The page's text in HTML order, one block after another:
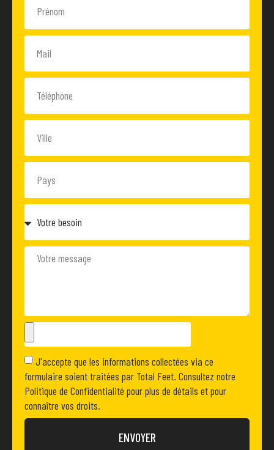
J'accepte que les informations collectées via ce
formulaire soient traitées par Total Feet. Consultez notre
Politique de Confidentialité pour plus de détails et pour
connaître vos droits.
ENVOYER